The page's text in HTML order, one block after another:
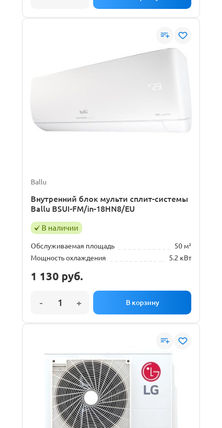
Ballu
Внутренний блок мульти сплит-системы
Ballu BSUI-FM/in-18HN8/EU
В наличии
Обслуживаемая площадь
50 м²
Мощность охлаждения
5.2 кВт
1 130 руб.